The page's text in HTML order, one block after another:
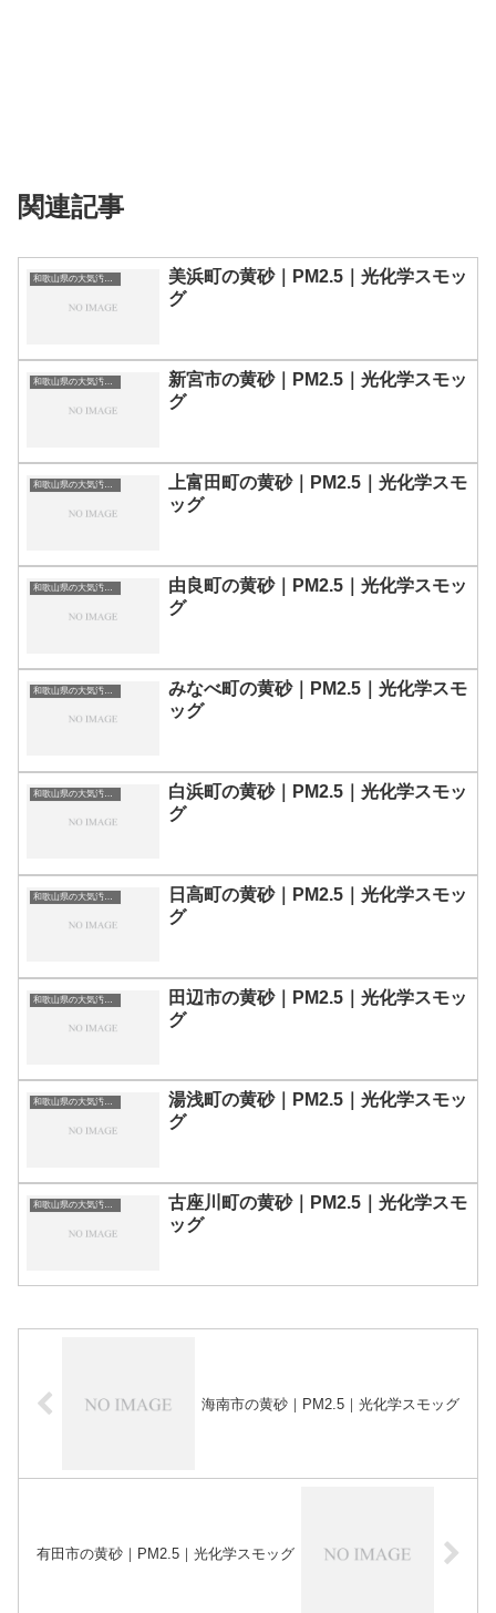
関連記事
和歌山県の大気汚染・PM2.5・黄砂・エアロゾルの数値
美浜町の黄砂｜PM2.5｜光化学スモッ
グ
和歌山県の大気汚染・PM2.5・黄砂・エアロゾルの数値
新宮市の黄砂｜PM2.5｜光化学スモッ
グ
和歌山県の大気汚染・PM2.5・黄砂・エアロゾルの数値
上富田町の黄砂｜PM2.5｜光化学スモ
ッグ
和歌山県の大気汚染・PM2.5・黄砂・エアロゾルの数値
由良町の黄砂｜PM2.5｜光化学スモッ
グ
和歌山県の大気汚染・PM2.5・黄砂・エアロゾルの数値
みなべ町の黄砂｜PM2.5｜光化学スモ
ッグ
和歌山県の大気汚染・PM2.5・黄砂・エアロゾルの数値
白浜町の黄砂｜PM2.5｜光化学スモッ
グ
和歌山県の大気汚染・PM2.5・黄砂・エアロゾルの数値
日高町の黄砂｜PM2.5｜光化学スモッ
グ
和歌山県の大気汚染・PM2.5・黄砂・エアロゾルの数値
田辺市の黄砂｜PM2.5｜光化学スモッ
グ
和歌山県の大気汚染・PM2.5・黄砂・エアロゾルの数値
湯浅町の黄砂｜PM2.5｜光化学スモッ
グ
和歌山県の大気汚染・PM2.5・黄砂・エアロゾルの数値
古座川町の黄砂｜PM2.5｜光化学スモ
ッグ
海南市の黄砂｜PM2.5｜光化学スモッグ
有田市の黄砂｜PM2.5｜光化学スモッグ